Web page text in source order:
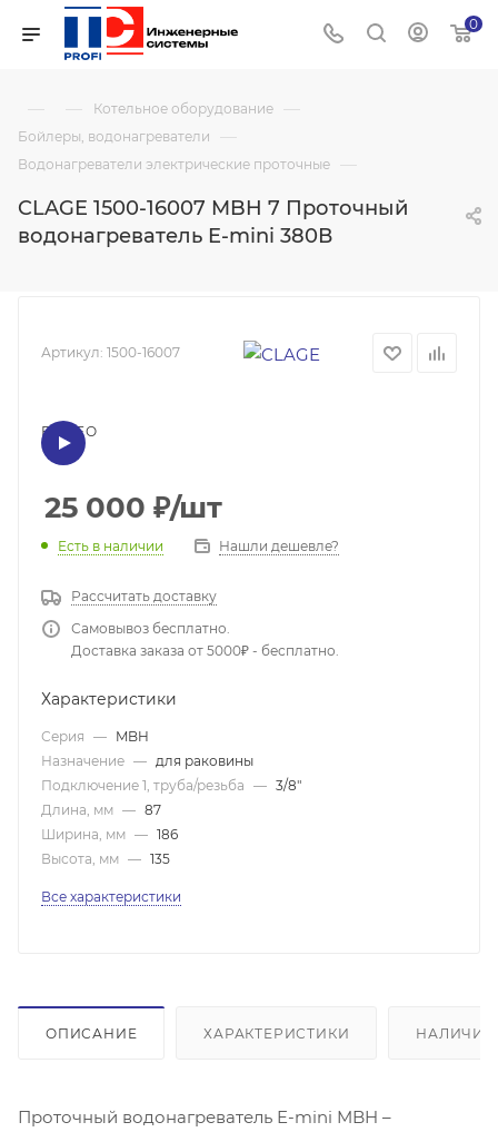
0
— — Котельное оборудование —
Бойлеры, водонагреватели —
Водонагреватели электрические проточные —
CLAGE 1500-16007 MBH 7 Проточный
водонагреватель E-mini 380В
Артикул: 1500-16007
ВИДЕО
25 000 ₽/шт
Есть в наличии Нашли дешевле?
Рассчитать доставку
Самовывоз бесплатно.
Доставка заказа от 5000₽ - бесплатно.
Характеристики
Серия — MBH
Назначение — для раковины
Подключение 1, труба/резьба — 3/8"
Длина, мм — 87
Ширина, мм — 186
Высота, мм — 135
Все характеристики
ОПИСАНИЕ ХАРАКТЕРИСТИКИ НАЛИЧИЕ
Проточный водонагреватель E-mini MBH –